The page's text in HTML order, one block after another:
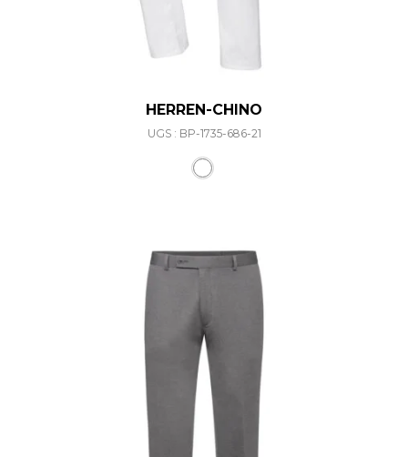
HERREN-CHINO
UGS : BP-1735-686-21